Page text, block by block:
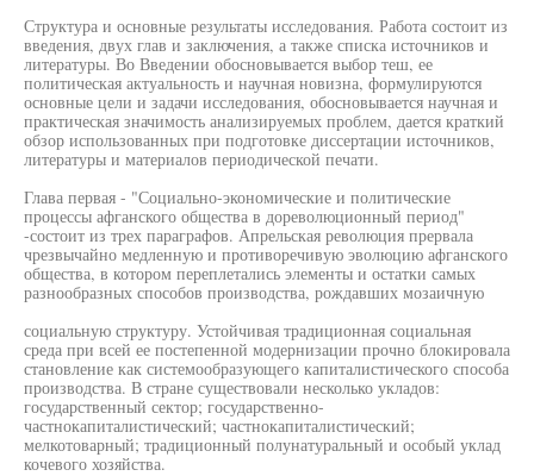
Структура и основные результаты исследования. Работа состоит из
введения, двух глав и заключения, а также списка источников и
литературы. Во Введении обосновывается выбор теш, ее
политическая актуальность и научная новизна, формулируются
основные цели и задачи исследования, обосновывается научная и
практическая значимость анализируемых проблем, дается краткий
обзор использованных при подготовке диссертации источников,
литературы и материалов периодической печати.
Глава первая - "Социально-экономические и политические
процессы афганского общества в дореволюционный период"
-состоит из трех параграфов. Апрельская революция прервала
чрезвычайно медленную и противоречивую эволюцию афганского
общества, в котором переплетались элементы и остатки самых
разнообразных способов производства, рождавших мозаичную
социальную структуру. Устойчивая традиционная социальная
среда при всей ее постепенной модернизации прочно блокировала
становление как системообразующего капиталистического способа
производства. В стране существовали несколько укладов:
государственный сектор; государственно-
частнокапиталистический; частнокапиталистический;
мелкотоварный; традиционный полунатуральный и особый уклад
кочевого хозяйства.